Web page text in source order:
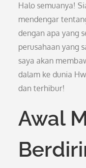
Halo semuanya!
mendengar
dengan apa yang
perusahaan yang
saya akan
dalam ke dunia
dan terhibur!
Awal